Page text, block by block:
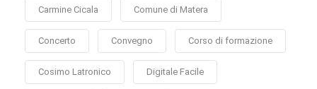
Carmine Cicala Comune di Matera
Concerto Convegno Corso di formazione
Cosimo Latronico Digitale Facile